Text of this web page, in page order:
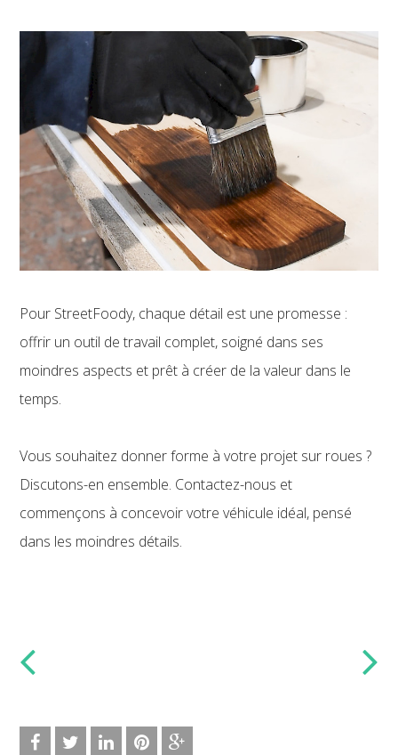
Pour StreetFoody, chaque détail est une promesse :
offrir un outil de travail complet, soigné dans ses
moindres aspects et prêt à créer de la valeur dans le
temps.
Vous souhaitez donner forme à votre projet sur roues ?
Discutons-en ensemble. Contactez-nous et
commençons à concevoir votre véhicule idéal, pensé
dans les moindres détails.